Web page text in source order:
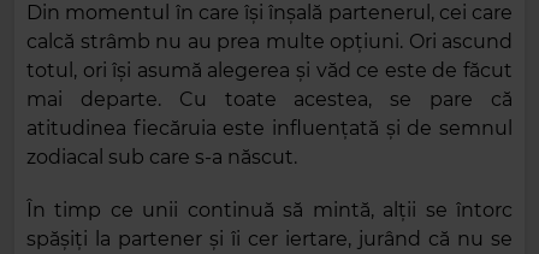
Din momentul în care își înșală partenerul, cei care
calcă strâmb nu au prea multe opțiuni. Ori ascund
totul, ori își asumă alegerea și văd ce este de făcut
mai departe. Cu toate acestea, se pare că
atitudinea fiecăruia este influențată și de semnul
zodiacal sub care s-a născut.
În timp ce unii continuă să mintă, alții se întorc
spășiți la partener și îi cer iertare, jurând că nu se